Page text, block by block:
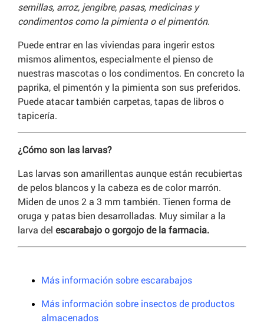
semillas, arroz, jengibre, pasas, medicinas y
condimentos como la pimienta o el pimentón.
Puede entrar en las viviendas para ingerir estos
mismos alimentos, especialmente el pienso de
nuestras mascotas o los condimentos. En concreto la
paprika, el pimentón y la pimienta son sus preferidos.
Puede atacar también carpetas, tapas de libros o
tapicería.
¿Cómo son las larvas?
Las larvas son amarillentas aunque están recubiertas
de pelos blancos y la cabeza es de color marrón.
Miden de unos 2 a 3 mm también. Tienen forma de
oruga y patas bien desarrolladas. Muy similar a la
larva del escarabajo o gorgojo de la farmacia.
Más información sobre escarabajos
Más información sobre insectos de productos
almacenados